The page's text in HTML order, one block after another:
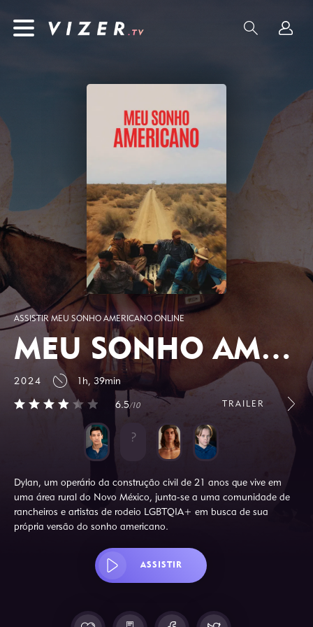
ASSISTIR MEU SONHO AMERICANO ONLINE
MEU SONHO AMERICANO
2024 1h, 39min
6.5/10 TRAILER
Dylan, um operário da construção civil de 21 anos que vive em
uma área rural do Novo México, junta-se a uma comunidade de
rancheiros e artistas de rodeio LGBTQIA+ em busca de sua
própria versão do sonho americano.
ASSISTIR